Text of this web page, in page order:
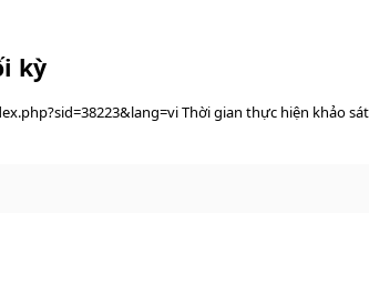
kỳ
Thời gian thực hiện khảo